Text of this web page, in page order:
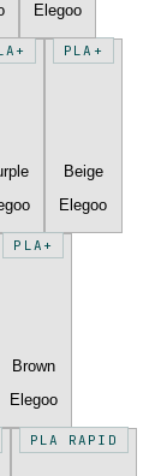
Elegoo
PLA+
Beige
Elegoo
PLA+
Brown
Elegoo
PLA RAPID